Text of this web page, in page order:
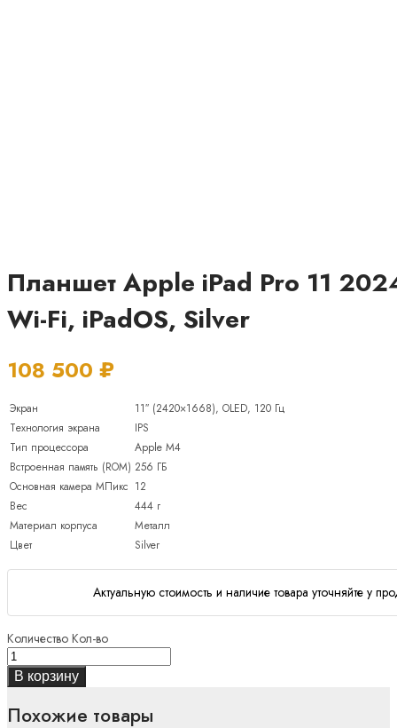
Планшет Apple iPad Pro 11
Wi-Fi, iPadOS, Silver
108 500 ₽
Экран
11″ (2420×1668), OLED, 120 Гц
Технология экрана
IPS
Тип процессора
Apple M4
Встроенная память (ROM) 256 ГБ
Основная камера МПикс 12
Вес
444 г
Материал корпуса
Металл
Цвет
Silver
Актуальную стоимость и наличие товара уточняйте у
Количество Кол-во
В корзину
Похожие товары